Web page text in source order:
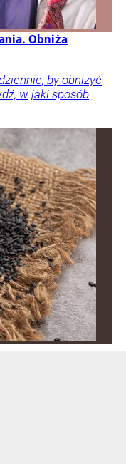
Obniża
by obniżyć
w jaki sposób